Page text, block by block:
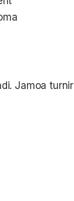
Jamoa turnir